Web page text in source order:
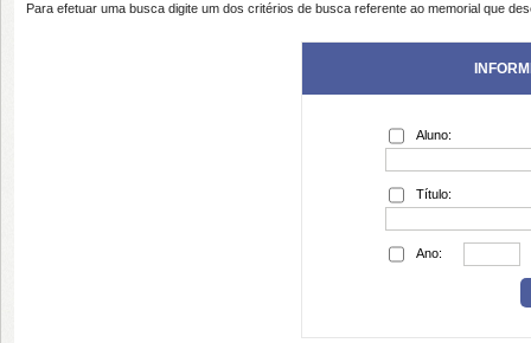
Para efetuar uma busca digite um dos critérios de busca referente ao memorial que
Aluno:
Título:
Ano: